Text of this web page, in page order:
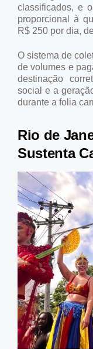
classificados, e
proporcional à
R$ 250 por dia,
O sistema de
de volumes e
destinação
social e a
durante a folia
Rio de
Sustenta